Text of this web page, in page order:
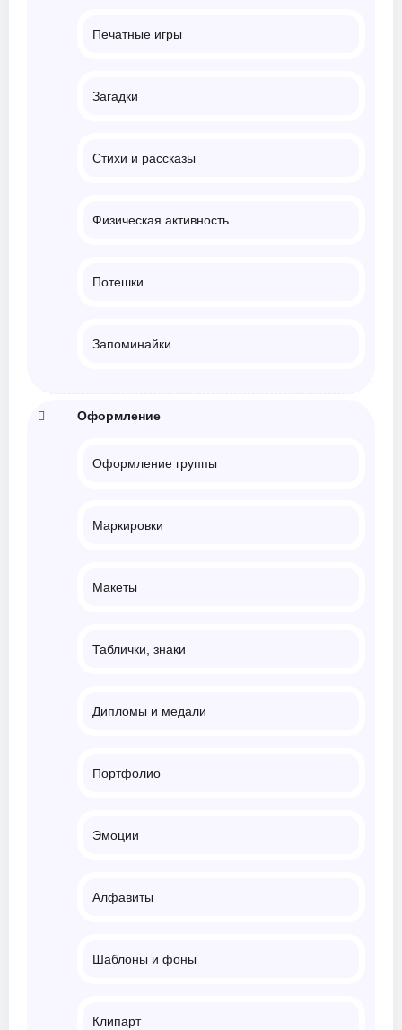
Печатные игры
Загадки
Стихи и рассказы
Физическая активность
Потешки
Запоминайки
Оформление
Оформление группы
Маркировки
Макеты
Таблички, знаки
Дипломы и медали
Портфолио
Эмоции
Алфавиты
Шаблоны и фоны
Клипарт